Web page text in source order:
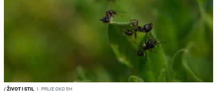
/ŽIVOT I STIL I PRIJE OKO 5H